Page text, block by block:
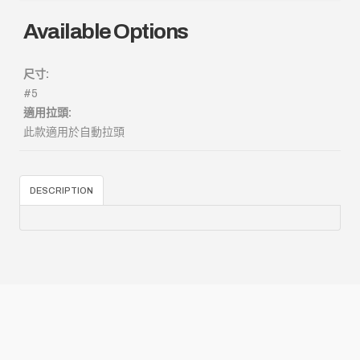
Available Options
尺寸:
#5
適用拉頭:
此款適用於自動拉頭
DESCRIPTION